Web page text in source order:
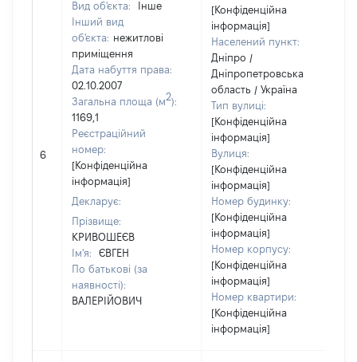
6
Вид об'єкта:
Інше
Інший вид
об'єкта: нежитлові
приміщення
Дата набуття права:
02.10.2007
Загальна площа (м2):
1169,1
Реєстраційний
номер:
[Конфіденційна
інформація]
Декларує:
Прізвище:
КРИВОШЕЄВ
Ім'я:
ЄВГЕН
По батькові (за
наявності):
ВАЛЕРІЙОВИЧ
[Конфіденційна
інформація]
Населений пункт:
Дніпро /
Дніпропетровська
область / Україна
Тип вулиці:
[Конфіденційна
інформація]
Вулиця:
[Конфіденційна
інформація]
Номер будинку:
[Конфіденційна
інформація]
Номер корпусу:
[Конфіденційна
інформація]
Номер квартири:
[Конфіденційна
інформація]